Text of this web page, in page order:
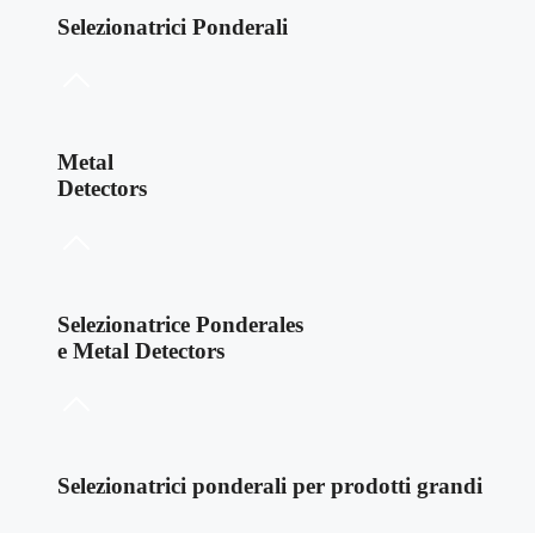
Selezionatrici Ponderali
Metal
Detectors
Selezionatrice Ponderales
e Metal Detectors
Selezionatrici ponderali per prodotti grandi